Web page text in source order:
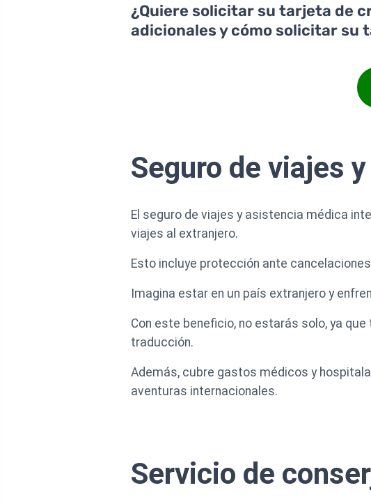
¿Quiere solicitar su tarjeta de
adicionales y cómo solicitar su
Seguro de viajes
El seguro de viajes y asistencia médica
viajes al extranjero.
Esto incluye protección ante
Imagina estar en un país extranjero y
Con este beneficio, no estarás solo, ya
traducción.
Además, cubre gastos médicos y
aventuras internacionales.
Servicio de